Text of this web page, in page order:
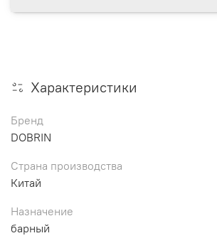
Характеристики
Бренд
DOBRIN
Страна производства
Китай
Назначение
барный